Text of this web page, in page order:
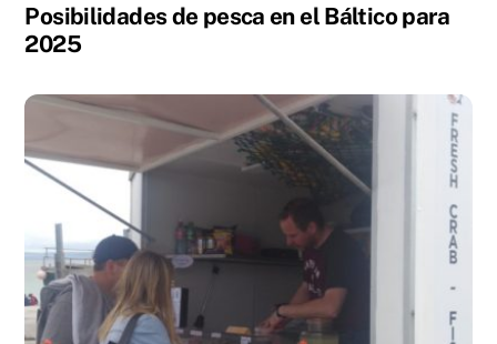
Posibilidades de pesca en el Báltico para
2025